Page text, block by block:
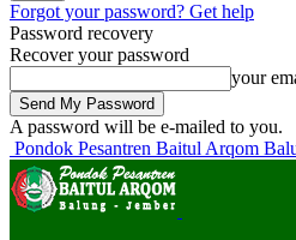
Forgot your password? Get help
Password recovery
Recover your password
your
A password will be e-mailed to you.
Pondok Pesantren Baitul Arqom